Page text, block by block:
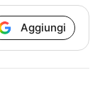
Aggiungi